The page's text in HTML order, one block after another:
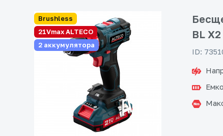
Brushless
21Vmax ALTECO
2 аккумулятора
BL X2
ID: